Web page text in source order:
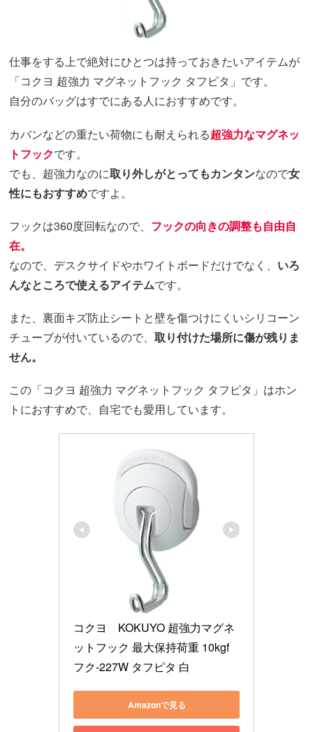
仕事をする上で絶対にひとつは持っておきたいアイテムが
「コクヨ 超強力 マグネットフック タフピタ」です。
自分のバッグはすでにある人におすすめです。
カバンなどの重たい荷物にも耐えられる超強力なマグネッ
トフックです。
でも、超強力なのに取り外しがとってもカンタンなので女
性にもおすすめですよ。
フックは360度回転なので、 フックの向きの調整も自由自
在。
なので、デスクサイドやホワイトボードだけでなく、 いろ
んなところで使えるアイテムです。
また、裏面キズ防止シートと壁を傷つけにくいシリコーン
チューブが付いているので、取り付けた場所に傷が残りま
せん。
この「コクヨ 超強力 マグネットフック タフピタ」はホン
トにおすすめで、自宅でも愛用しています。
コクヨ　KOKUYO 超強力マグネ
ットフック 最大保持荷重 10kgf
フク-227W タフピタ 白
Amazonで見る